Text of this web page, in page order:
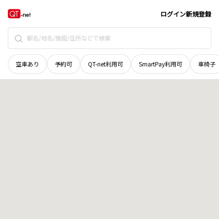
ログイン新規登録
空車あり 予約可 QT-net利用可 SmartPay利用可 車椅子
宮城県